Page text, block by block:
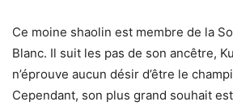
Ce moine shaolin est membre de la
Blanc. Il suit les pas de son ancêtre,
n’éprouve aucun désir d’être le
Cependant, son plus grand souhait